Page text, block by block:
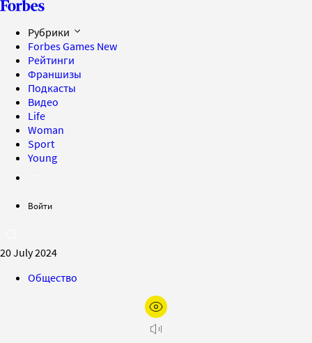
Рубрики
Forbes Games New
Рейтинги
Франшизы
Подкасты
Видео
Life
Woman
Sport
Young
Войти
20 July 2024
Общество